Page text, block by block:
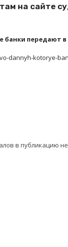
на сайте
банки передают
dannyh-kotorye-
в публикацию